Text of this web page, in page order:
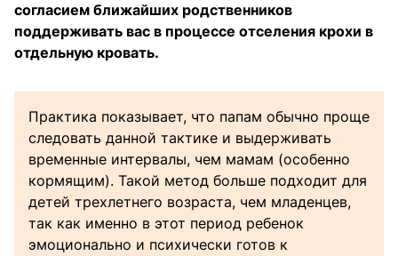
согласием ближайших родственников
поддерживать вас в процессе отселения крохи в
отдельную кровать.
Практика показывает, что папам обычно проще
следовать данной тактике и выдерживать
временные интервалы, чем мамам (особенно
кормящим). Такой метод больше подходит для
детей трехлетнего возраста, чем младенцев,
так как именно в этот период ребенок
эмоционально и психически готов к